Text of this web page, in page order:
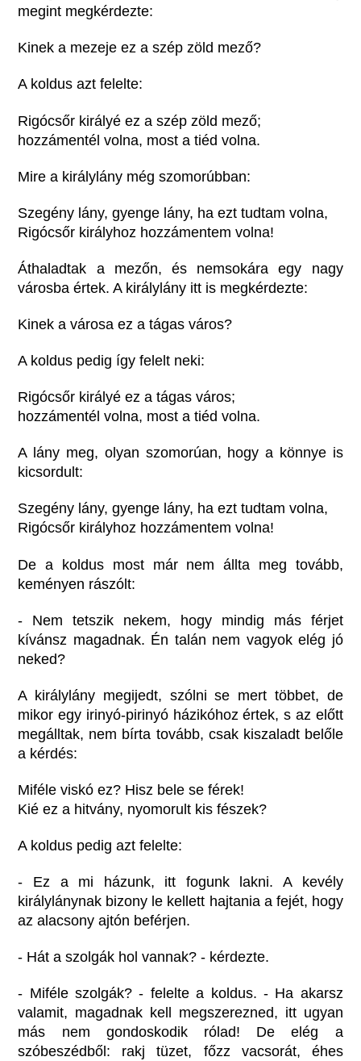
megint megkérdezte:
Kinek a mezeje ez a szép zöld mező?
A koldus azt felelte:
Rigócsőr királyé ez a szép zöld mező;
hozzámentél volna, most a tiéd volna.
Mire a királylány még szomorúbban:
Szegény lány, gyenge lány, ha ezt tudtam volna,
Rigócsőr királyhoz hozzámentem volna!
Áthaladtak a mezőn, és nemsokára egy nagy
városba értek. A királylány itt is megkérdezte:
Kinek a városa ez a tágas város?
A koldus pedig így felelt neki:
Rigócsőr királyé ez a tágas város;
hozzámentél volna, most a tiéd volna.
A lány meg, olyan szomorúan, hogy a könnye is
kicsordult:
Szegény lány, gyenge lány, ha ezt tudtam volna,
Rigócsőr királyhoz hozzámentem volna!
De a koldus most már nem állta meg tovább,
keményen rászólt:
- Nem tetszik nekem, hogy mindig más férjet
kívánsz magadnak. Én talán nem vagyok elég jó
neked?
A királylány megijedt, szólni se mert többet, de
mikor egy irinyó-pirinyó házikóhoz értek, s az előtt
megálltak, nem bírta tovább, csak kiszaladt belőle
a kérdés:
Miféle viskó ez? Hisz bele se férek!
Kié ez a hitvány, nyomorult kis fészek?
A koldus pedig azt felelte:
- Ez a mi házunk, itt fogunk lakni. A kevély
királylánynak bizony le kellett hajtania a fejét, hogy
az alacsony ajtón beférjen.
- Hát a szolgák hol vannak? - kérdezte.
- Miféle szolgák? - felelte a koldus. - Ha akarsz
valamit, magadnak kell megszerezned, itt ugyan
más nem gondoskodik rólad! De elég a
szóbeszédből: rakj tüzet, főzz vacsorát, éhes